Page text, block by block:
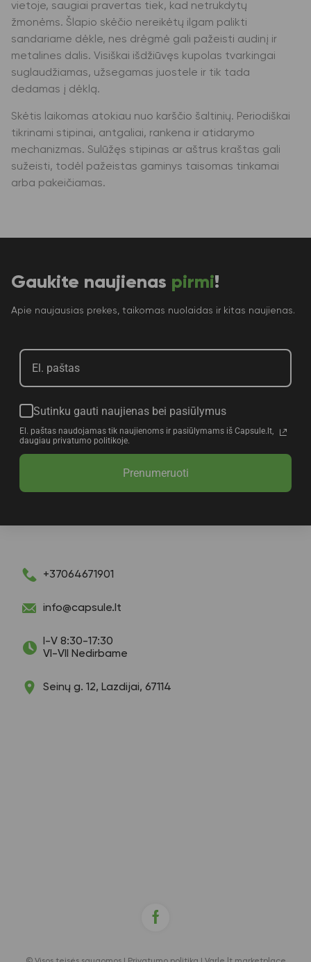
vietoje, saugiai pravertas tiek, kad netrukdytų
žmonėms. Šlapio skėčio nereikėtų ilgam palikti
sandariame dėkle, nes drėgmė gali pažeisti audinį ir
metalines dalis. Visiškai išdžiūvęs kupolas tvarkingai
suglaudžiamas, užsegamas juostele ir tik tada
dedamas į dėklą.
Skėtis laikomas atokiau nuo karščio šaltinių. Periodiškai
tikrinami stipinai, antgaliai, rankena ir atidarymo
mechanizmas. Sulūžęs stipinas ar aštrus kraštas gali
sužeisti, todėl pažeistas gaminys taisomas tinkamai
arba pakeičiamas.
Gaukite naujienas pirmi!
Apie naujausias prekes, taikomas nuolaidas ir kitas naujienas.
Sutinku gauti naujienas bei pasiūlymus
El. paštas naudojamas tik naujienoms ir pasiūlymams iš Capsule.lt,
daugiau privatumo politikoje.
Prenumeruoti
+37064671901
info@capsule.lt
I-V 8:30-17:30
VI-VII Nedirbame
Seinų g. 12, Lazdijai, 67114